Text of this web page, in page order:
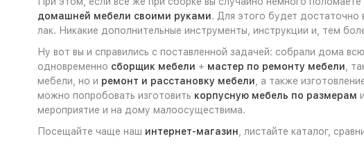
домашней мебели своими руками. Для этого будет
лак. Никакие дополнительные инструменты, инструкции и, тем
Ну вот вы и справились с поставленной задачей: собрали дома
одновременно сборщик мебели + мастер по ремонту мебели ,
мебели, но и ремонт и расстановку мебели , а также
можно попробовать изготовить корпусную мебель по размерам
мероприятие и на дому малоосуществима.
Посещайте чаще наш интернет-магазин , листайте каталог,